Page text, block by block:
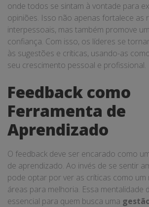
onde todos se sintam à vontade para
opiniões. Isso não apenas fortalece as
interpessoais, mas também promove
confiança. Com isso, os líderes se
às sugestões e críticas, usando-as
seu crescimento pessoal e profissional.
Feedback como
Ferramenta de
Aprendizado
O feedback deve ser encarado como
de aprendizado. Ao invés de se sentir
pode optar por ver as críticas como um
áreas para melhoria. Essa mentalidade
essencial para quem busca uma